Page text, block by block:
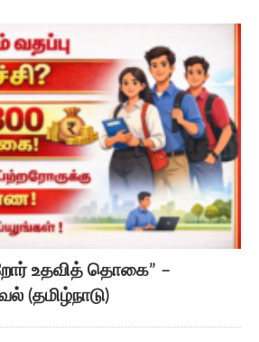
உதவித் தொகை” –
(தமிழ்நாடு)